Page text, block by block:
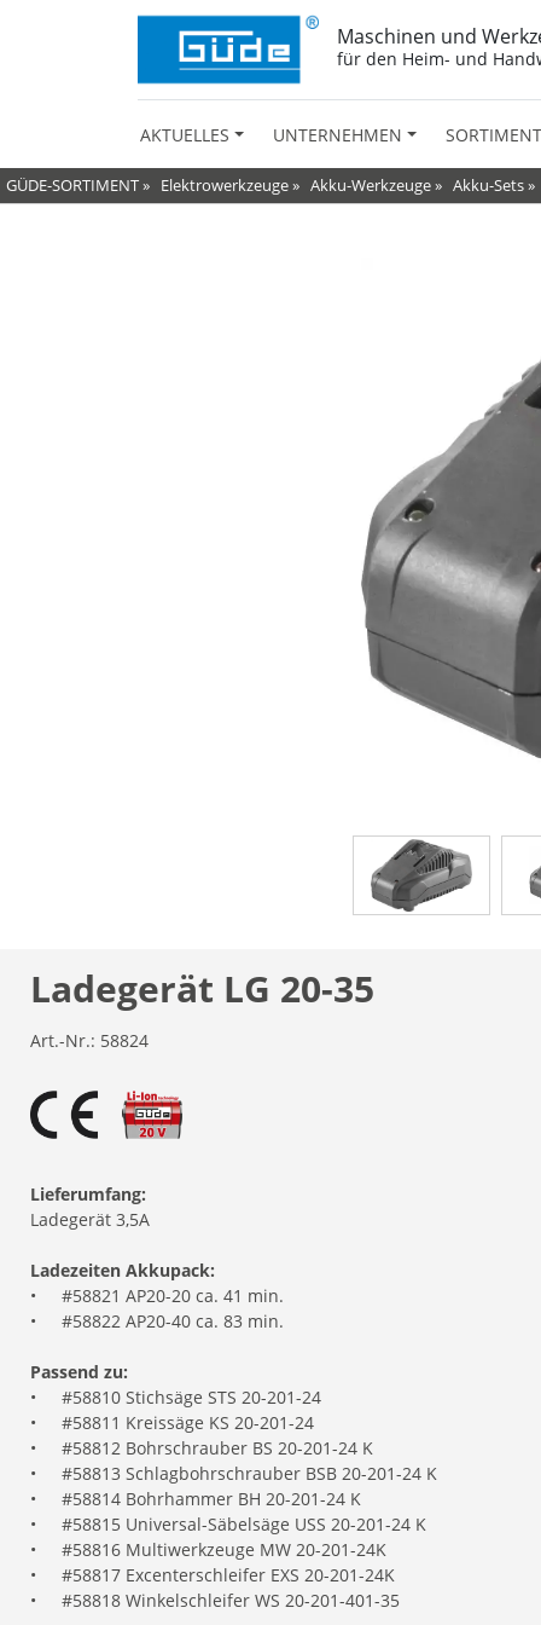
Maschinen und
für den Heim- und
AKTUELLES UNTERNEHMEN SORTIMENT
GÜDE-SORTIMENT» Elektrowerkzeuge» Akku-Werkzeuge» Akku-Sets»
Ladegerät LG 20-35
Art.-Nr.: 58824
Lieferumfang:
Ladegerät 3,5A
Ladezeiten Akkupack:
•
#58821 AP20-20 ca. 41 min.
•
#58822 AP20-40 ca. 83 min.
Passend zu:
•
#58810 Stichsäge STS 20-201-24
•
#58811 Kreissäge KS 20-201-24
•
#58812 Bohrschrauber BS 20-201-24 K
•
#58813 Schlagbohrschrauber BSB 20-201-24 K
•
#58814 Bohrhammer BH 20-201-24 K
•
#58815 Universal-Säbelsäge USS 20-201-24 K
•
#58816 Multiwerkzeuge MW 20-201-24K
•
#58817 Excenterschleifer EXS 20-201-24K
•
#58818 Winkelschleifer WS 20-201-401-35